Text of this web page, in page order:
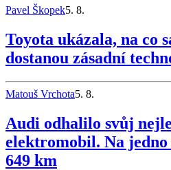
Pavel Škopek5. 8.
Toyota ukázala, na co
dostanou zásadní
Matouš Vrchota5. 8.
Audi odhalilo svůj
elektromobil. Na
649 km